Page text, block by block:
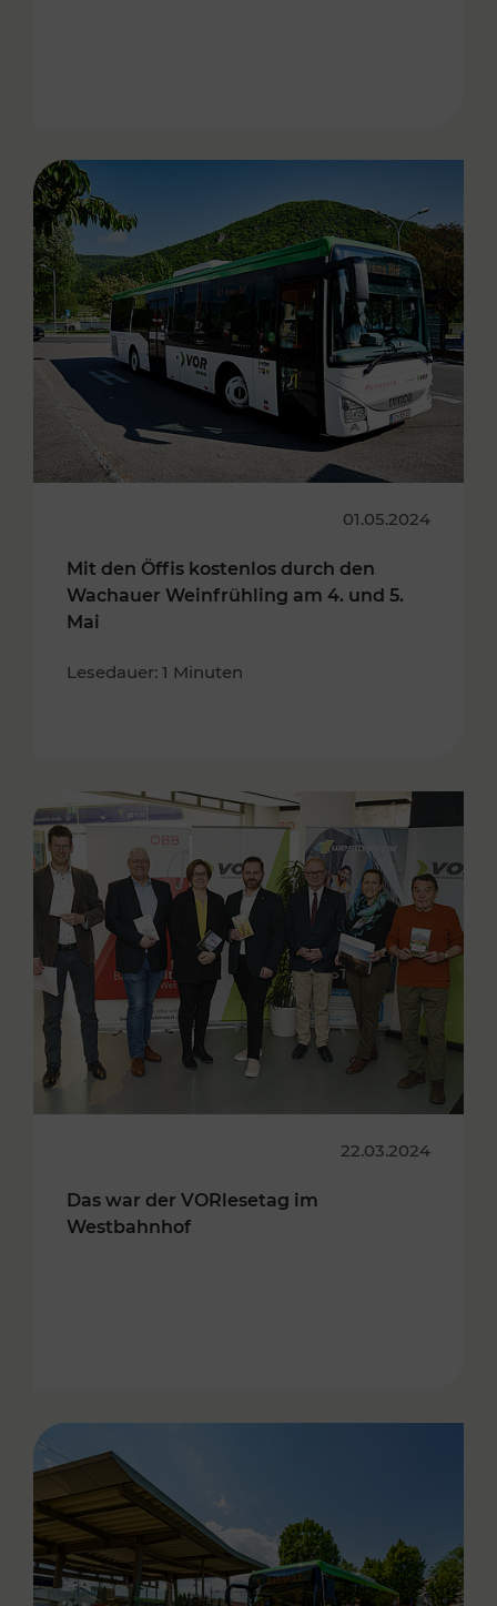
01.05.2024
Mit den Öffis kostenlos durch den
Wachauer Weinfrühling am 4. und 5.
Mai
Lesedauer: 1 Minuten
22.03.2024
Das war der VORlesetag im
Westbahnhof